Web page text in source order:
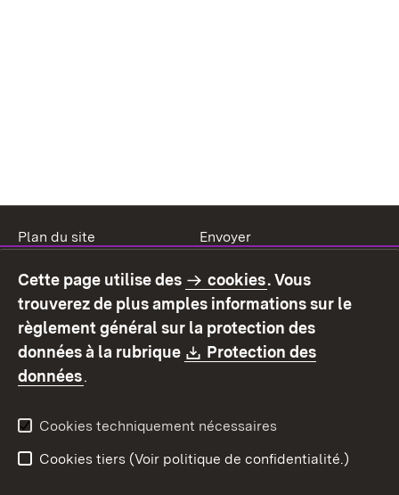
Plan du site
Envoyer
Mode d'emploi
Déclaration sur
l'accessibilité
Contact
Signaler un lien brisé
Cette page utilise des cookies. Vous
trouverez de plus amples informations sur le
règlement général sur la protection des
données à la rubrique
Download:
Protection des
données.
Cookies techniquement nécessaires
Cookies tiers (Voir politique de confidentialité.)